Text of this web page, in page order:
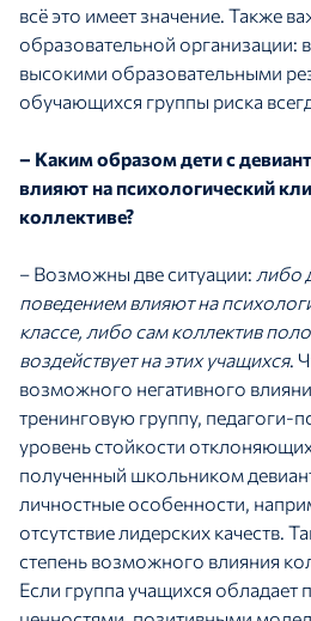
всё это имеет значение. Также
образовательной организации:
высокими образовательными
обучающихся группы риска
– Каким образом дети с
влияют на психологический
коллективе?
– Возможны две ситуации: либо
поведением влияют на
классе, либо сам коллектив
воздействует на этих учащихся.
возможного негативного
тренинговую группу, педагоги-
уровень стойкости
полученный школьником
личностные особенности,
отсутствие лидерских качеств.
степень возможного влияния
Если группа учащихся обладает